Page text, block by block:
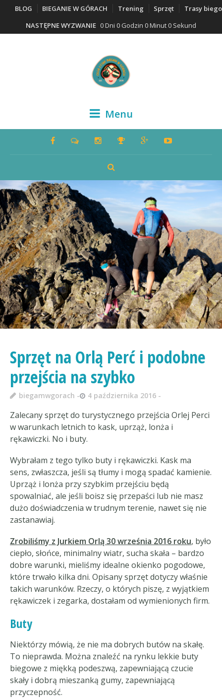
BLOG BIEGANIE W GÓRACH Trening Sprzęt
Trasy
NASTĘPNE WYZWANIE 0 Dni 0 Godzin 0 Minut 0 Sekund
Menu
Sprzęt na Orlą Perć i podobne
przejścia na szybko
biegamwgorach 4 października 2016
Zalecany sprzęt do turystycznego przejścia Orlej Perci
w warunkach letnich to kask, uprząż, lonża i
rękawiczki. No i buty.
Wybrałam z tego tylko buty i rękawiczki. Kask ma
sens, zwłaszcza, jeśli są tłumy i mogą spadać kamienie.
Uprząż i lonża przy szybkim przejściu będą
spowalniać, ale jeśli boisz się przepaści lub nie masz
dużo doświadczenia w trudnym terenie, nawet się nie
zastanawiaj.
Zrobiliśmy z Jurkiem Orlą 30 września 2016 roku, było
ciepło, słońce, minimalny wiatr, sucha skała – bardzo
dobre warunki, mieliśmy idealne okienko pogodowe,
które trwało kilka dni. Opisany sprzęt dotyczy właśnie
takich warunków. Rzeczy, o których piszę, z wyjątkiem
rękawiczek i zegarka, dostałam od wymienionych firm.
Buty
Niektórzy mówią, że nie ma dobrych butów na skałę.
To nieprawda. Można znaleźć na rynku lekkie buty
biegowe z miękką podeszwą, zapewniającą czucie
skały i dobrą mieszanką gumy, zapewniającą
przyczepność.